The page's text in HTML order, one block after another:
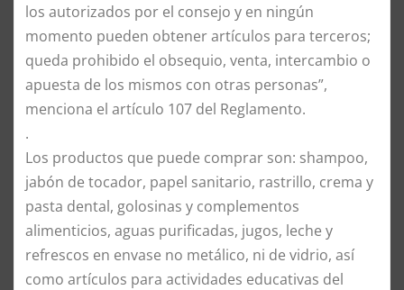
los autorizados por el consejo y en ningún
momento pueden obtener artículos para terceros;
queda prohibido el obsequio, venta, intercambio o
apuesta de los mismos con otras personas”,
menciona el artículo 107 del Reglamento.
.
Los productos que puede comprar son: shampoo,
jabón de tocador, papel sanitario, rastrillo, crema y
pasta dental, golosinas y complementos
alimenticios, aguas purificadas, jugos, leche y
refrescos en envase no metálico, ni de vidrio, así
como artículos para actividades educativas del